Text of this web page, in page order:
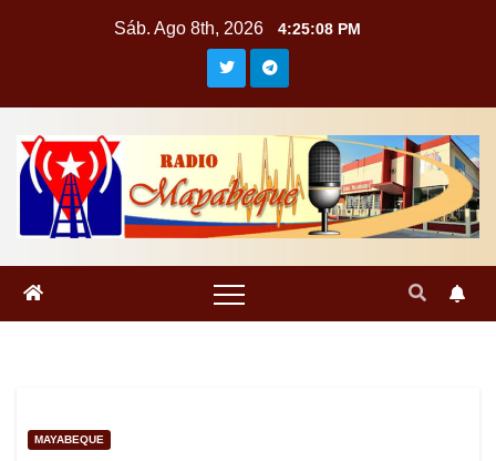
Sáb. Ago 8th, 2026 4:25:09 PM
MAYABEQUE